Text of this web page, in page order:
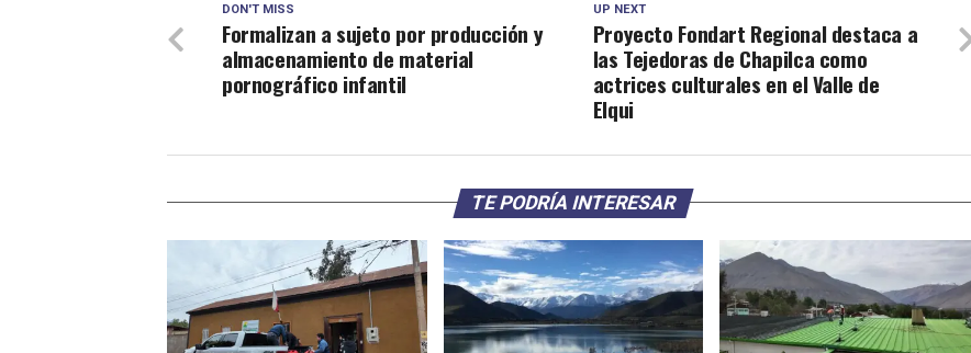
UP NEXT
Proyecto Fondart Regional destaca a
las Tejedoras de Chapilca como
actrices culturales en el Valle de
Elqui
DON'T MISS
Formalizan a sujeto por producción y
almacenamiento de material
pornográfico infantil
TE PODRÍA INTERESAR